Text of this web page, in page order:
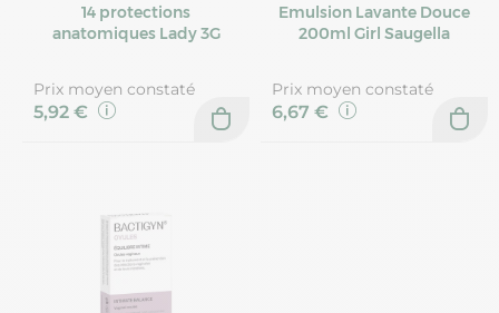
14 protections
anatomiques Lady 3G
Prix moyen constaté
5,92 €
Emulsion Lavante Douce
200ml Girl Saugella
Prix moyen constaté
6,67 €